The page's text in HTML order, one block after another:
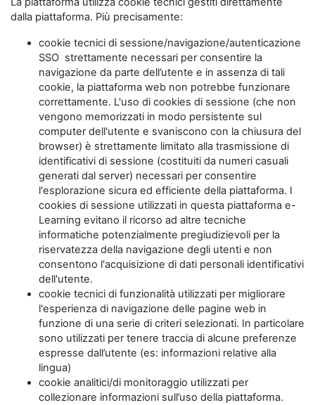
dalla piattaforma. Più precisamente:
cookie tecnici di sessione/navigazione/autenticazione
SSO strettamente necessari per consentire la
navigazione da parte dell’utente e in assenza di tali
cookie, la piattaforma web non potrebbe funzionare
correttamente. L'uso di cookies di sessione (che non
vengono memorizzati in modo persistente sul
computer dell'utente e svaniscono con la chiusura del
browser) è strettamente limitato alla trasmissione di
identificativi di sessione (costituiti da numeri casuali
generati dal server) necessari per consentire
l'esplorazione sicura ed efficiente della piattaforma. I
cookies di sessione utilizzati in questa piattaforma e-
Learning evitano il ricorso ad altre tecniche
informatiche potenzialmente pregiudizievoli per la
riservatezza della navigazione degli utenti e non
consentono l'acquisizione di dati personali identificativi
dell'utente.
cookie tecnici di funzionalità utilizzati per migliorare
l'esperienza di navigazione delle pagine web in
funzione di una serie di criteri selezionati. In particolare
sono utilizzati per tenere traccia di alcune preferenze
espresse dall’utente (es: informazioni relative alla
lingua)
cookie analitici/di monitoraggio utilizzati per
collezionare informazioni sull’uso della piattaforma.